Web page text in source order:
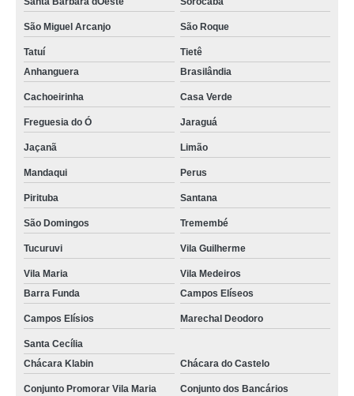
São Miguel Arcanjo São Roque
Tatuí
Tietê
Anhanguera
Brasilândia
Cachoeirinha Casa Verde
Freguesia do Ó Jaraguá
Jaçanã Limão
Mandaqui Perus
Pirituba Santana
São Domingos Tremembé
Tucuruvi Vila Guilherme
Vila Maria
Vila Medeiros
Barra Funda
Campos Elíseos
Campos Elísios Marechal Deodoro
Santa Cecília
Chácara Klabin
Chácara do Castelo
Conjunto Promorar Vila Maria Conjunto dos Bancários